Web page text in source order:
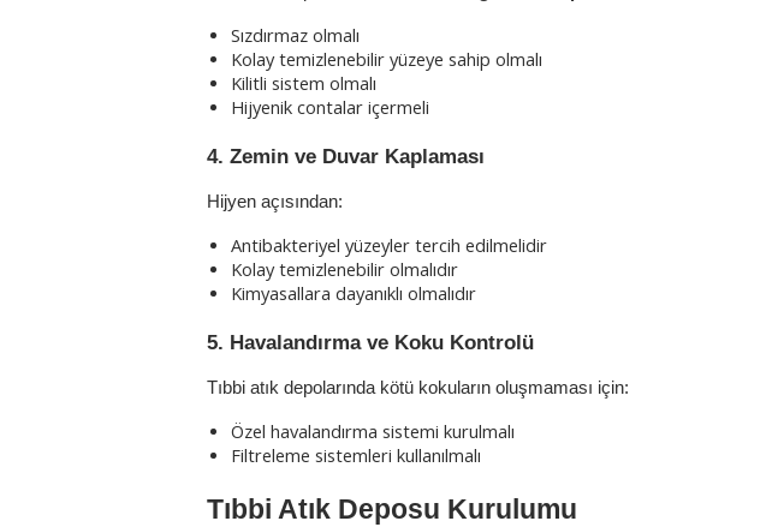
Sızdırmaz olmalı
Kolay temizlenebilir yüzeye sahip olmalı
Kilitli sistem olmalı
Hijyenik contalar içermeli
4. Zemin ve Duvar Kaplaması
Hijyen açısından:
Antibakteriyel yüzeyler tercih edilmelidir
Kolay temizlenebilir olmalıdır
Kimyasallara dayanıklı olmalıdır
5. Havalandırma ve Koku Kontrolü
Tıbbi atık depolarında kötü kokuların oluşmaması için:
Özel havalandırma sistemi kurulmalı
Filtreleme sistemleri kullanılmalı
Tıbbi Atık Deposu Kurulumu